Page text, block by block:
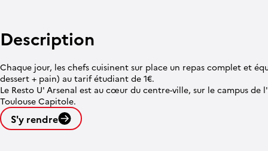
Description
Chaque jour, les chefs cuisinent sur place un repas complet et
dessert + pain) au tarif étudiant de 1€.
Le Resto U' Arsenal est au cœur du centre-ville, sur le campus de
Toulouse Capitole.
S'y rendre